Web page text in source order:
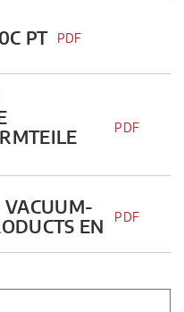
PT PDF
PDF
EN
PDF